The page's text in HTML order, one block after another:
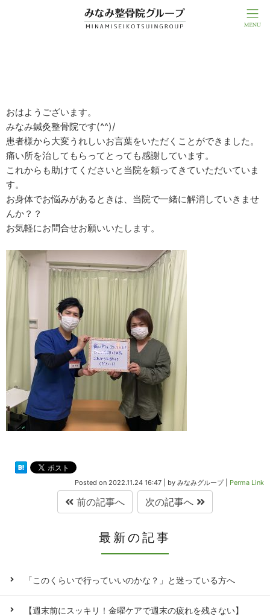
おはようございます。
みなみ鍼灸整骨院です(^^)/
患者様から大変うれしいお言葉をいただくことができました。
痛い所を治してもらってとっても感謝しています。
これからも助けてくださいと当院を頼ってきていただいていま
す。
お身体でお悩みがあるときは、当院で一緒に解消していきませ
んか？？
お気軽にお問合せお願いいたします。
Posted on 2022.11.24 16:47 by みなみグループ| Perma Link
前の記事へ 次の記事へ
最新の記事
「このくらいで行っていいのかな？」と迷っている方へ
【週末前にスッキリ！金曜ケアで週末の疲れを残さない】